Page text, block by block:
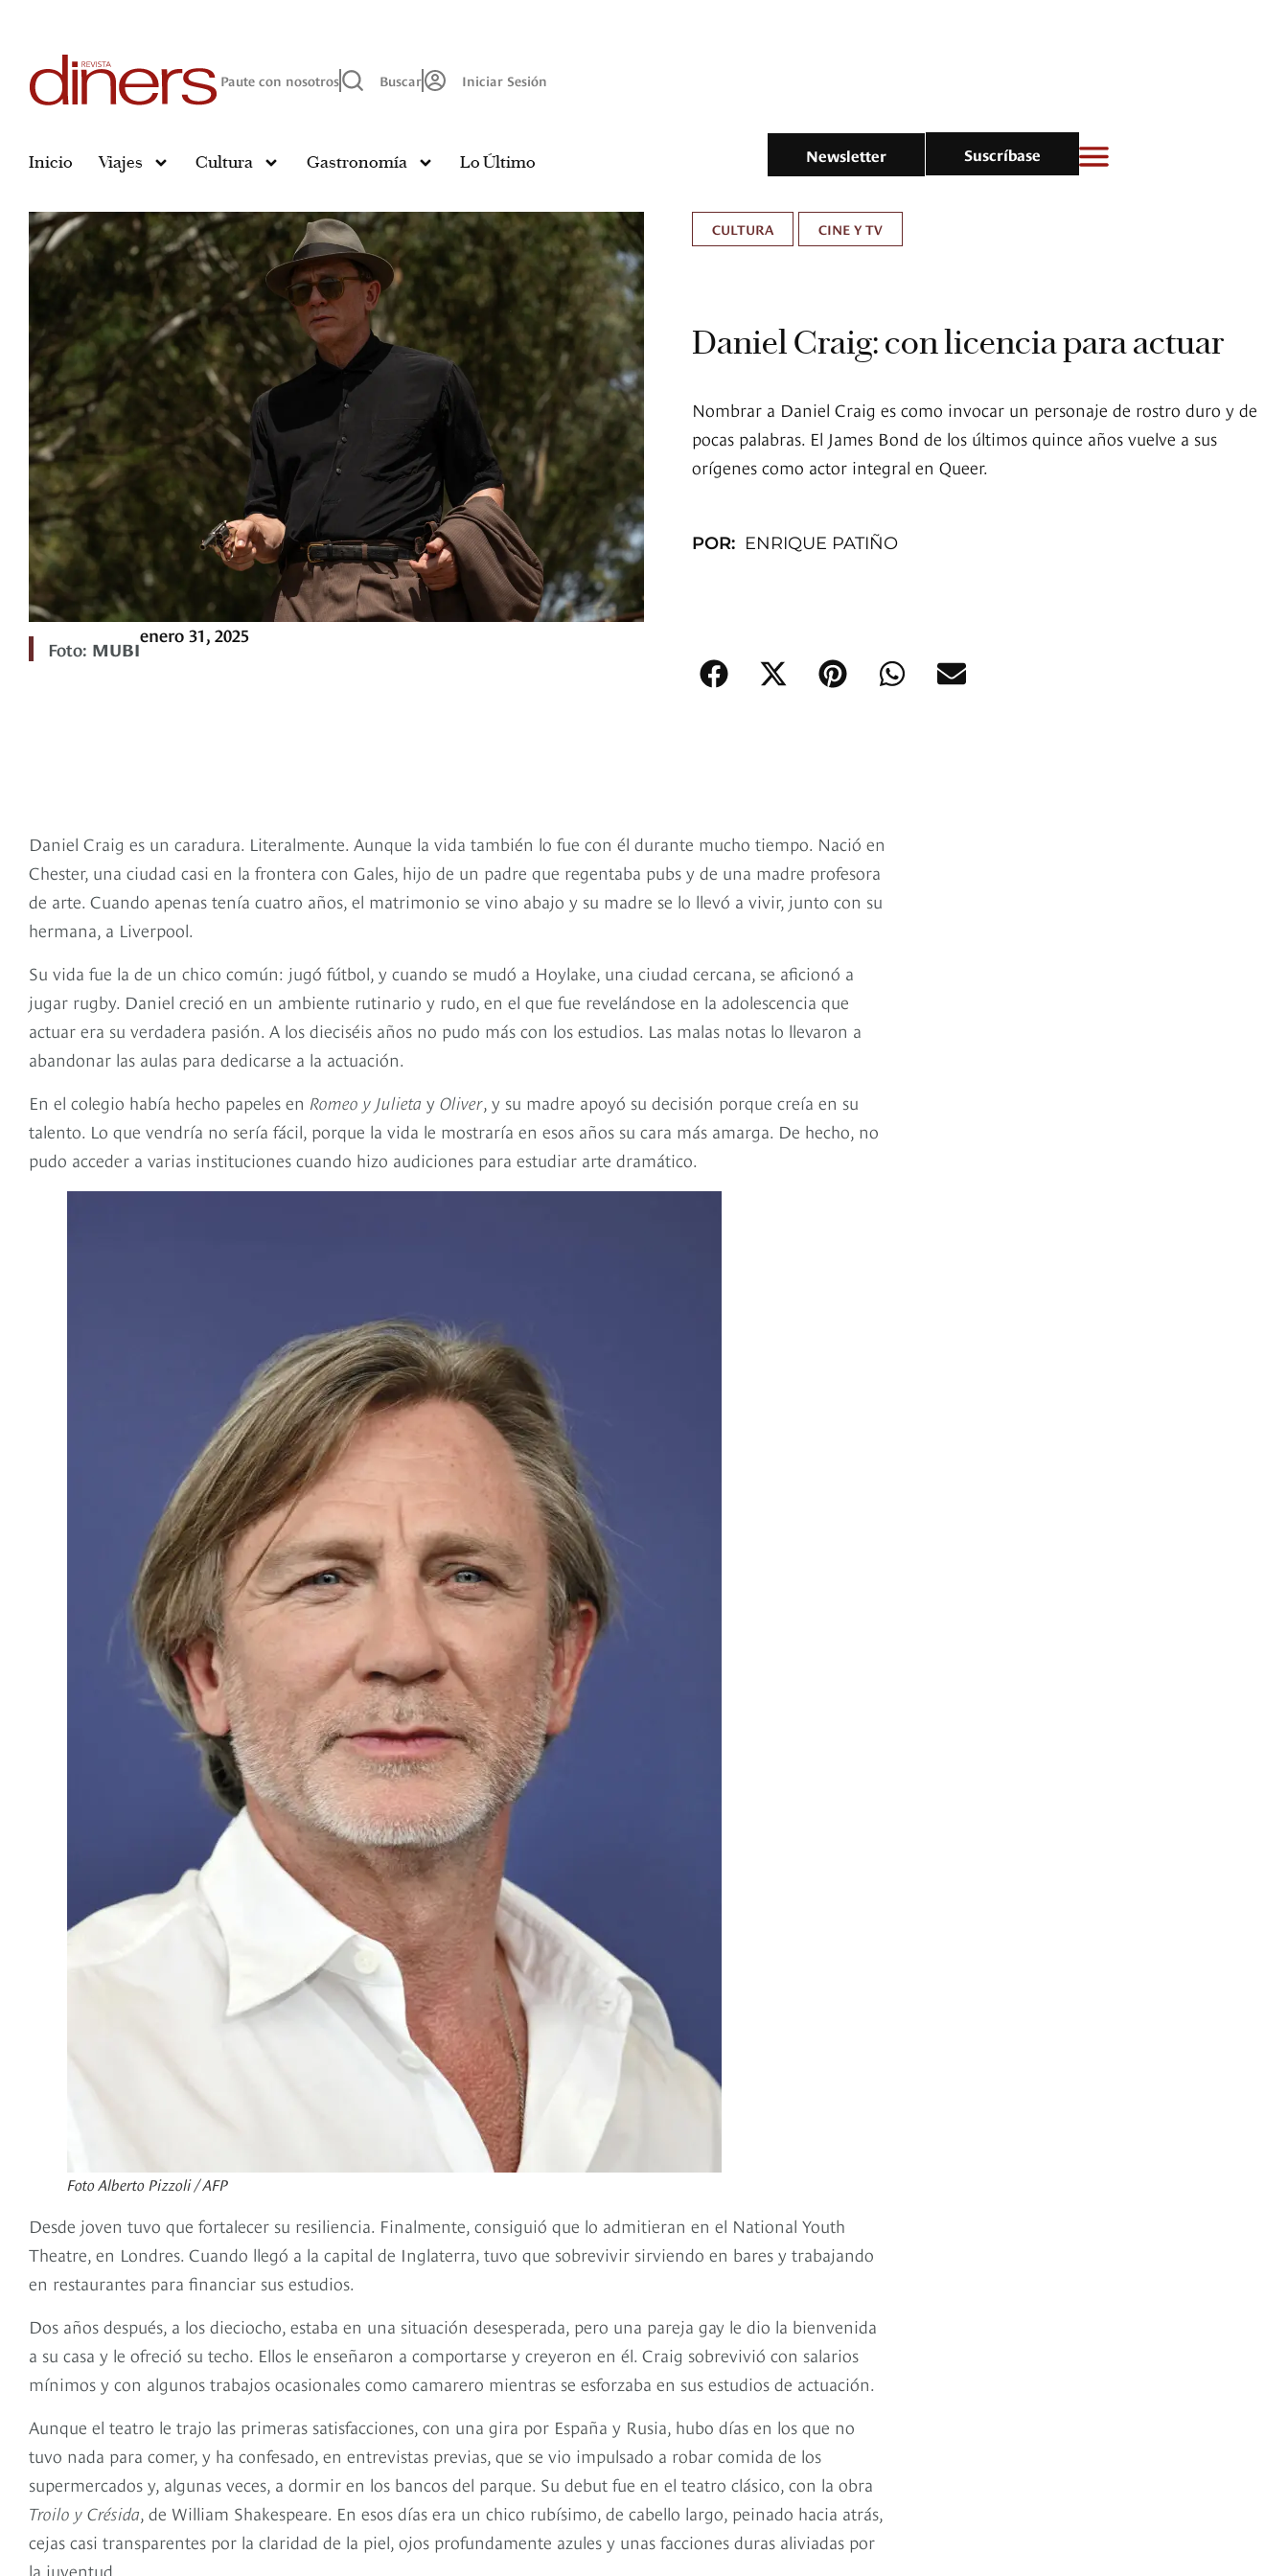
Paute con nosotros Buscar Iniciar Sesión
Inicio Viajes Cultura Gastronomía Lo Último Newsletter Suscríbase
Foto: MUBI
enero 31, 2025
CULTURA CINE Y TV
Daniel Craig: con licencia para actuar
Nombrar a Daniel Craig es como invocar un personaje de rostro duro y de
pocas palabras. El James Bond de los últimos quince años vuelve a sus
orígenes como actor integral en Queer.
POR: ENRIQUE PATIÑO
Daniel Craig es un caradura. Literalmente. Aunque la vida también lo fue con él durante mucho tiempo. Nació en
Chester, una ciudad casi en la frontera con Gales, hijo de un padre que regentaba pubs y de una madre profesora
de arte. Cuando apenas tenía cuatro años, el matrimonio se vino abajo y su madre se lo llevó a vivir, junto con su
hermana, a Liverpool.
Su vida fue la de un chico común: jugó fútbol, y cuando se mudó a Hoylake, una ciudad cercana, se aficionó a
jugar rugby. Daniel creció en un ambiente rutinario y rudo, en el que fue revelándose en la adolescencia que
actuar era su verdadera pasión. A los dieciséis años no pudo más con los estudios. Las malas notas lo llevaron a
abandonar las aulas para dedicarse a la actuación.
En el colegio había hecho papeles en Romeo y Julieta y Oliver, y su madre apoyó su decisión porque creía en su
talento. Lo que vendría no sería fácil, porque la vida le mostraría en esos años su cara más amarga. De hecho, no
pudo acceder a varias instituciones cuando hizo audiciones para estudiar arte dramático.
Foto Alberto Pizzoli / AFP
Desde joven tuvo que fortalecer su resiliencia. Finalmente, consiguió que lo admitieran en el National Youth
Theatre, en Londres. Cuando llegó a la capital de Inglaterra, tuvo que sobrevivir sirviendo en bares y trabajando
en restaurantes para financiar sus estudios.
Dos años después, a los dieciocho, estaba en una situación desesperada, pero una pareja gay le dio la bienvenida
a su casa y le ofreció su techo. Ellos le enseñaron a comportarse y creyeron en él. Craig sobrevivió con salarios
mínimos y con algunos trabajos ocasionales como camarero mientras se esforzaba en sus estudios de actuación.
Aunque el teatro le trajo las primeras satisfacciones, con una gira por España y Rusia, hubo días en los que no
tuvo nada para comer, y ha confesado, en entrevistas previas, que se vio impulsado a robar comida de los
supermercados y, algunas veces, a dormir en los bancos del parque. Su debut fue en el teatro clásico, con la obra
Troilo y Crésida, de William Shakespeare. En esos días era un chico rubísimo, de cabello largo, peinado hacia atrás,
cejas casi transparentes por la claridad de la piel, ojos profundamente azules y unas facciones duras aliviadas por
la juventud.